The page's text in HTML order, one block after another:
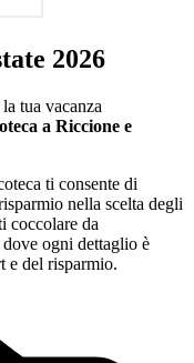
2026
tua vacanza
a Riccione e
ti consente di
nella scelta degli
coccolare da
ogni dettaglio è
e del risparmio.